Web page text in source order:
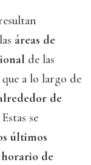
áreas de
de las
a lo largo de
de
Estas se
últimos
horario de